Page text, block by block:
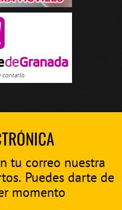
tu correo nuestra
Puedes darte de
momento